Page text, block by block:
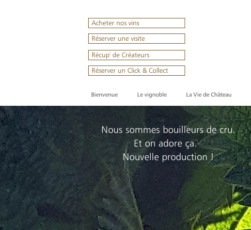
Acheter nos vins
Réserver une visite
Récup' de Créateurs
Réserver un Click & Collect
Bienvenue Le vignoble La Vie de Château
Nous sommes bouilleurs de cru.
Et on adore ça.
Nouvelle production !